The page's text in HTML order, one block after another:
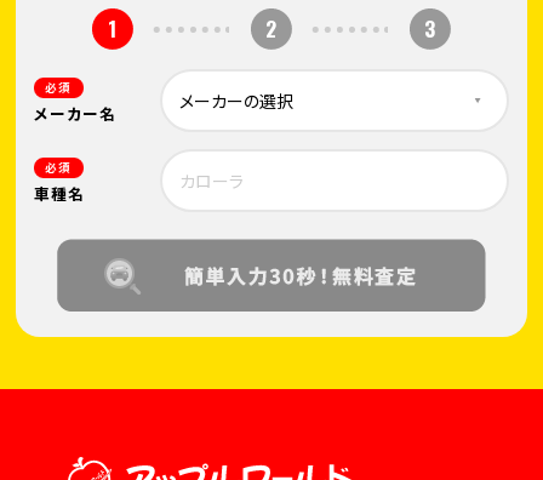
1 2 3
必須
メーカー名
必須
車種名